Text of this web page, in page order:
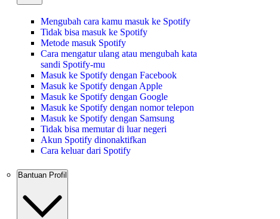
Mengubah cara kamu masuk ke Spotify
Tidak bisa masuk ke Spotify
Metode masuk Spotify
Cara mengatur ulang atau mengubah kata
sandi Spotify-mu
Masuk ke Spotify dengan Facebook
Masuk ke Spotify dengan Apple
Masuk ke Spotify dengan Google
Masuk ke Spotify dengan nomor telepon
Masuk ke Spotify dengan Samsung
Tidak bisa memutar di luar negeri
Akun Spotify dinonaktifkan
Cara keluar dari Spotify
Bantuan Profil